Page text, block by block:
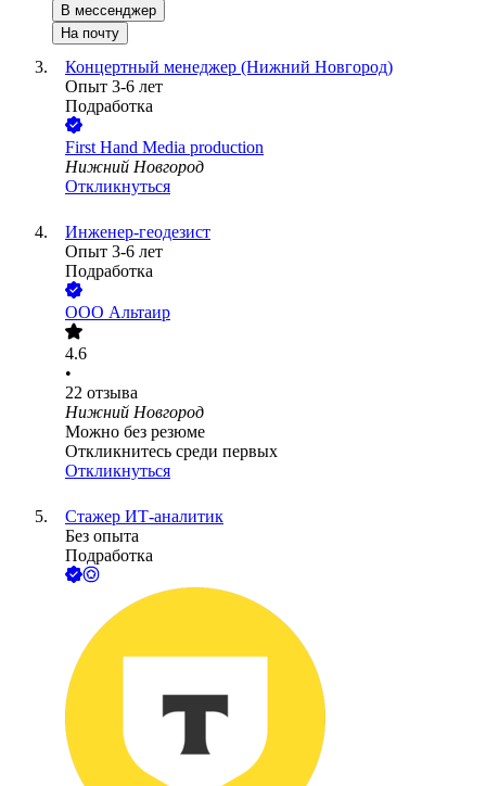
В мессенджер
На почту
Концертный менеджер (Нижний Новгород)
Опыт 3-6 лет
Подработка
First Hand Media production
Нижний Новгород
Откликнуться
Инженер-геодезист
Опыт 3-6 лет
Подработка
ООО Альтаир
4.6
•
22 отзыва
Нижний Новгород
Можно без резюме
Откликнитесь среди первых
Откликнуться
Стажер ИТ-аналитик
Без опыта
Подработка